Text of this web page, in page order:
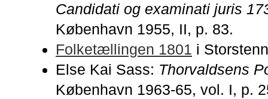
Candidati og examinati juris
København 1955, II, p. 83.
Folketællingen 1801 i
Else Kai Sass: Thorvaldsens
København 1963-65, vol. I, p.